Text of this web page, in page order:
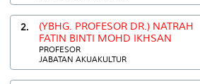
2.
(YBHG. PROFESOR DR.) NATRAH
FATIN BINTI MOHD IKHSAN
PROFESOR
JABATAN AKUAKULTUR